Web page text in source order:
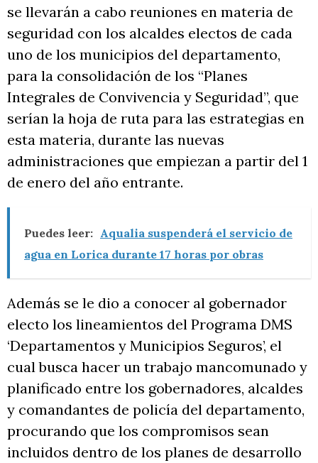
se llevarán a cabo reuniones en materia de
seguridad con los alcaldes electos de cada
uno de los municipios del departamento,
para la consolidación de los “Planes
Integrales de Convivencia y Seguridad”, que
serían la hoja de ruta para las estrategias en
esta materia, durante las nuevas
administraciones que empiezan a partir del 1
de enero del año entrante.
Puedes leer: Aqualia suspenderá el servicio de
agua en Lorica durante 17 horas por obras
Además se le dio a conocer al gobernador
electo los lineamientos del Programa DMS
‘Departamentos y Municipios Seguros’, el
cual busca hacer un trabajo mancomunado y
planificado entre los gobernadores, alcaldes
y comandantes de policía del departamento,
procurando que los compromisos sean
incluidos dentro de los planes de desarrollo